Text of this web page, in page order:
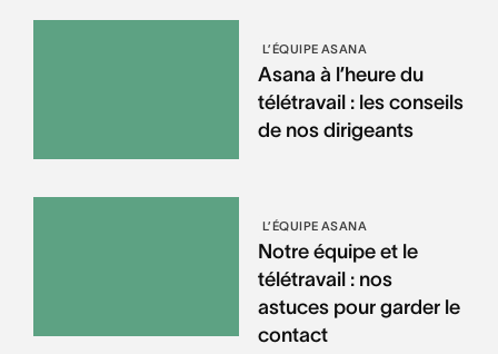
L’ÉQUIPE ASANA
Asana à l’heure du
télétravail : les conseils
de nos dirigeants
L’ÉQUIPE ASANA
Notre équipe et le
télétravail : nos
astuces pour garder le
contact